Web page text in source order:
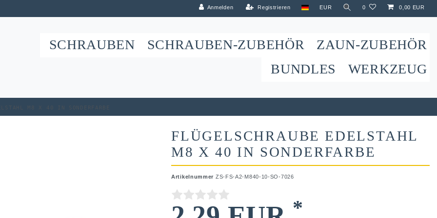
Anmelden Registrieren EUR 0 0,00 EUR
SCHRAUBEN SCHRAUBEN-ZUBEHÖR
ZAUN-ZUBEHÖR
BUNDLES
WERKZEUG
M8 x 40 in Sonderfarbe
FLÜGELSCHRAUBE EDELSTAHL
M8 X 40 IN SONDERFARBE
Artikelnummer ZS-FS-A2-M840-10-SO-7026
*